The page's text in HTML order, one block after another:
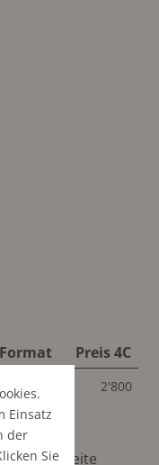
Format Preis 4C
mm 2'800
zur Seite
Einsatz
der
Sie